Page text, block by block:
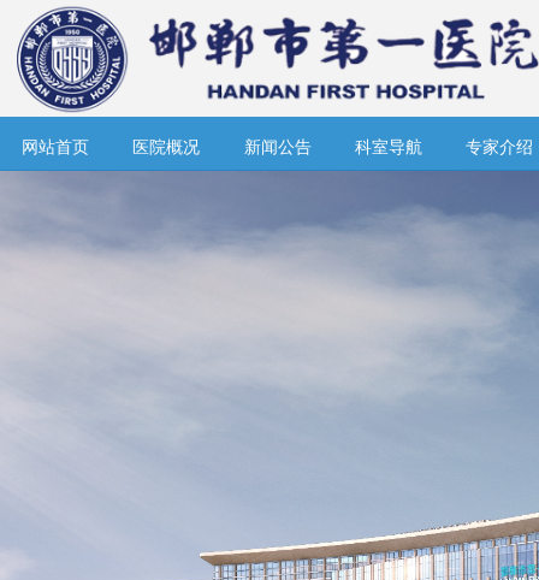
网站首页 医院概况 新闻公告 科室导航 专家介绍